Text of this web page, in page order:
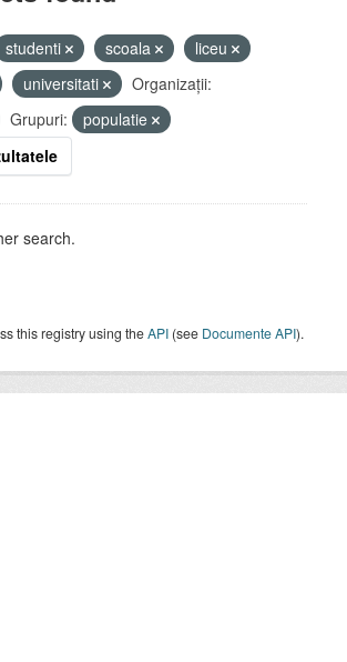
studenti scoala
liceu
universitati
Organizații:
Grupuri:
populatie
search.
this registry using theAPI (see Documente API).